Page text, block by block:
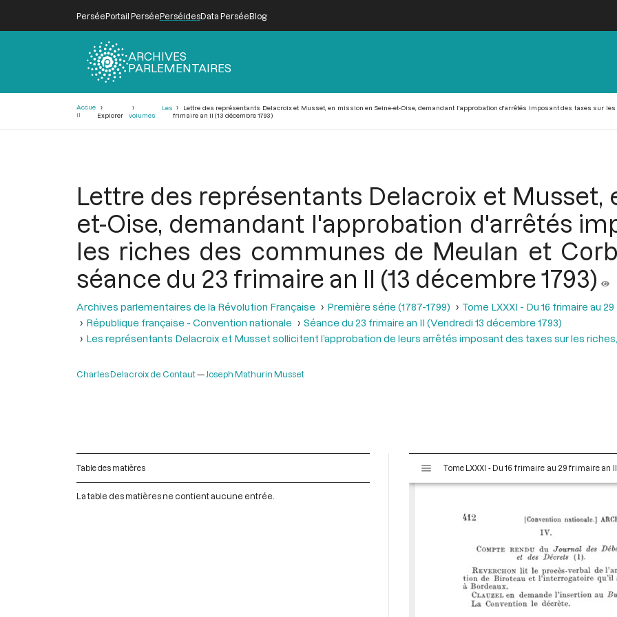
PerséePortail PerséePerséidesData PerséeBlog
ARCHIVES
PARLEMENTAIRES
Accue
il
Explorer
Les
volumes
Lettre des représentants Delacroix et Musset, en mission en Seine-et-Oise, demandant l'approbation d'arrêtés imposant des taxes sur
frimaire an II (13 décembre 1793)
Lettre des représentants Delacroix et Musset,
et-Oise, demandant l'approbation d'arrêtés
les riches des communes de Meulan et
séance du 23 frimaire an II (13 décembre 1793)
Archives parlementaires de la Révolution Française Première série (1787-1799)
Tome LXXXI - Du 16 frimaire au
République française - Convention nationale
Séance du 23 frimaire an II (Vendredi 13 décembre 1793)
Les représentants Delacroix et Musset sollicitent l’approbation de leurs arrêtés imposant des taxes sur les
Charles Delacroix de Contaut Joseph Mathurin Musset
Table des matières
La table des matières ne contient aucune entrée.
s
Tome LXXXI - Du 16 frimaire au 29 frimaire an